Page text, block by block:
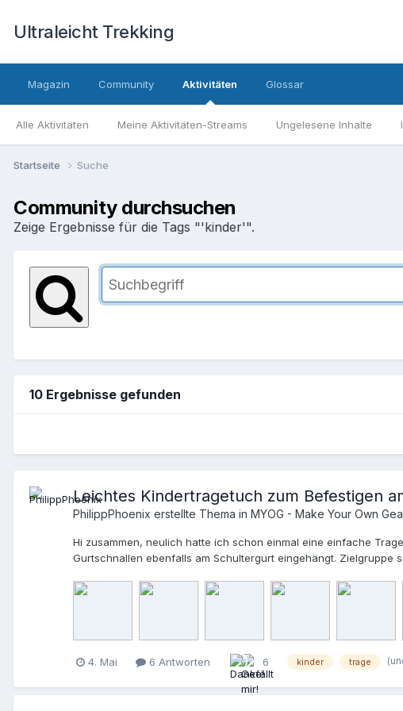
Ultraleicht Trekking
Magazin Community Aktivitäten
Alle Aktivitäten Meine Aktivitäten-Streams Ungelesene Inhalte
Glossar
Startseite Suche
Community durchsuchen
Zeige Ergebnisse für die Tags "'kinder'".
10 Ergebnisse gefunden
Leichtes Kindertragetuch zum Befestigen
PhilippPhoenix erstellte Thema in MYOG - Make Your Own
Hi zusammen, neulich hatte ich schon einmal eine einfache
Gurtschnallen ebenfalls am Schultergurt eingehängt. Zielgruppe
Tuch mit 2 Gurten. Auf Reddit habe ich zwei MYOG-Anleitungen
Oben und unten (an den langen Seiten des Rechtecks) den
einmal umstülpen. Man hat nun eine Röhre genäht bzw. ein
sodass sich unten eine Schlaufe bildet mit ca. 15 cm Länge.
herausschauenden Gurtenden sind unterschiedlich lang, Ein
4. Mai 6 Antworten 6 kinder trage